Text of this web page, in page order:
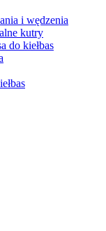
i wędzenia
kutry
do kiełbas